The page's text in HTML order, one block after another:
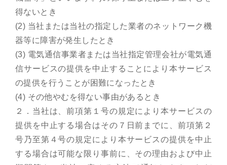
得ないとき
(2) 当社または当社の指定した業者のネットワーク機
器等に障害が発生したとき
(3) 電気通信事業者または当社指定管理会社が電気通
信サービスの提供を中止することにより本サービス
の提供を行うことが困難になったとき
(4) その他やむを得ない事由があるとき
２．当社は、前項第１号の規定により本サービスの
提供を中止する場合はその７日前までに、前項第２
号乃至第４号の規定により本サービスの提供を中止
する場合は可能な限り事前に、その理由および中止